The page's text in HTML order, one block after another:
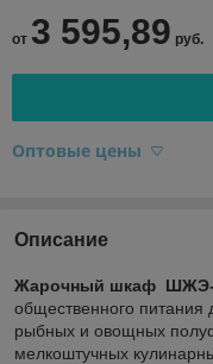
от 3 595,89 руб.
Оптовые цены
Описание
Жарочный шкаф
общественного питания
рыбных и овощных
мелкоштучных